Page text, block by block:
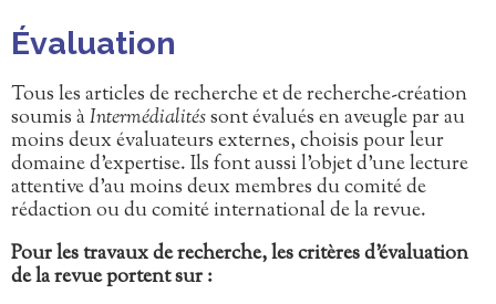
Évaluation
Tous les articles de recherche et de recherche-création
soumis àIntermédialitéssont évalués en aveugle par au
moins deux évaluateurs externes, choisis pour leur
domaine d’expertise. Ils font aussi l’objet d’une lecture
attentive d’au moins deux membres du comité de
rédaction ou du comité international de la revue.
Pour les travaux de recherche, les critères d’évaluation
de la revue portent sur :